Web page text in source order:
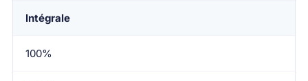
Intégrale
100%